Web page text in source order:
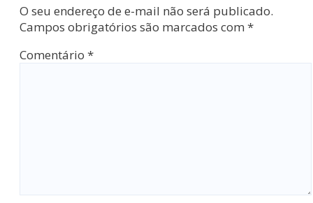
O seu endereço de e-mail não será publicado.
Campos obrigatórios são marcados com *
Comentário *